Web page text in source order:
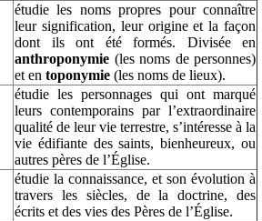
étudie les noms propres pour connaître
leur signification, leur origine et la façon
dont ils ont été formés. Divisée en
anthroponymie (les noms de personnes)
et en toponymie (les noms de lieux).
étudie les personnages qui ont marqué
leurs contemporains par l’extraordinaire
qualité de leur vie terrestre, s’intéresse à la
vie édifiante des saints, bienheureux, ou
autres pères de l’Église.
étudie la connaissance, et son évolution à
travers les siècles, de la doctrine, des
écrits et des vies des Pères de l’Église.